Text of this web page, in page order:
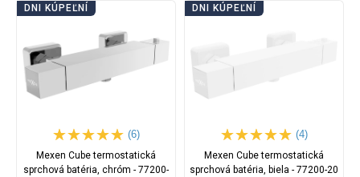
DNI KÚPEĽNÍ
(6)
Mexen Cube termostatická
sprchová batéria, chróm - 77200-
DNI KÚPEĽNÍ
(4)
Mexen Cube termostatická
sprchová batéria, biela - 77200-20